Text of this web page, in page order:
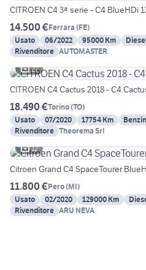
CITROEN C4 3ª serie - C4 BlueHDi
14.500 €Ferrara (FE)
Usato
06/2022 95000 Km
Rivenditore AUTOMASTER
27
CITROEN C4 Cactus 2018 - C4
18.490 €Torino(TO)
Usato
07/2020 17754 Km
Rivenditore Theorema Srl
12
Citroen Grand C4 SpaceTourer
11.800 €Pero(MI)
Usato
02/2020 129000 Km
Rivenditore ARU NEVA